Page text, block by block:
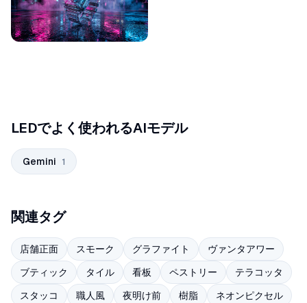
LEDでよく使われるAIモデル
Gemini 1
関連タグ
店舗正面 スモーク グラファイト
ヴァンタアワー
ブティック
タイル 看板 ペストリー
テラコッタ
スタッコ
職人風 夜明け前 樹脂
ネオンピクセル